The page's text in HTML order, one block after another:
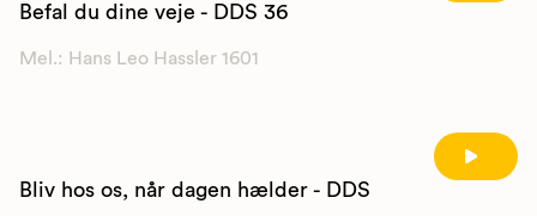
Befal du dine veje - DDS 36
Mel.: Hans Leo Hassler 1601
Bliv hos os, når dagen hælder - DDS